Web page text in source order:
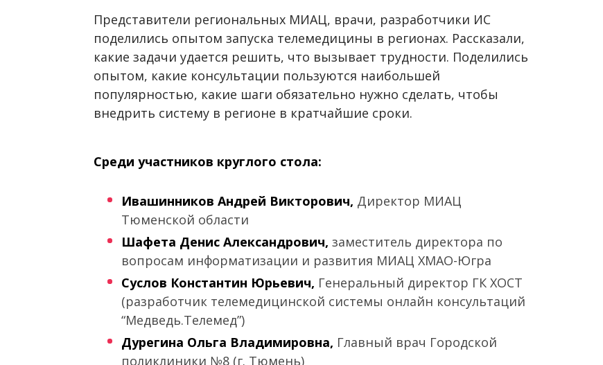
Представители региональных МИАЦ, врачи, разработчики ИС
поделились опытом запуска телемедицины в регионах. Рассказали,
какие задачи удается решить, что вызывает трудности. Поделились
опытом, какие консультации пользуются наибольшей
популярностью, какие шаги обязательно нужно сделать, чтобы
внедрить систему в регионе в кратчайшие сроки.
Среди участников круглого стола:
Ивашинников Андрей Викторович, Директор МИАЦ
Тюменской области
Шафета Денис Александрович, заместитель директора по
вопросам информатизации и развития МИАЦ ХМАО-Югра
Суслов Константин Юрьевич, Генеральный директор ГК ХОСТ
(разработчик телемедицинской системы онлайн консультаций
“Медведь.Телемед”)
Дурегина Ольга Владимировна, Главный врач Городской
поликлиники №8 (г. Тюмень)